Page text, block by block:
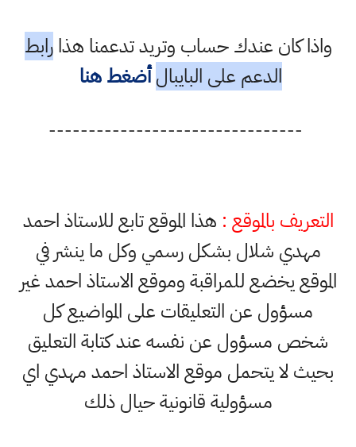
واذا كان عندك حساب وتريد تدعمنا هذارابط
الدعم على البايبال أضغط هنا
--------------------------------
التعريف بالموقع : هذا الموقع تابع للاستاذ احمد
مهدي شلال بشكل رسمي وكل ما ينشر في
الموقع يخضع للمراقبة وموقع الاستاذ احمد غير
مسؤول عن التعليقات على المواضيع كل
شخص مسؤول عن نفسه عند كتابة التعليق
بحيث لا يتحمل موقع الاستاذ احمد مهدي اي
مسؤولية قانونية حيال ذلك